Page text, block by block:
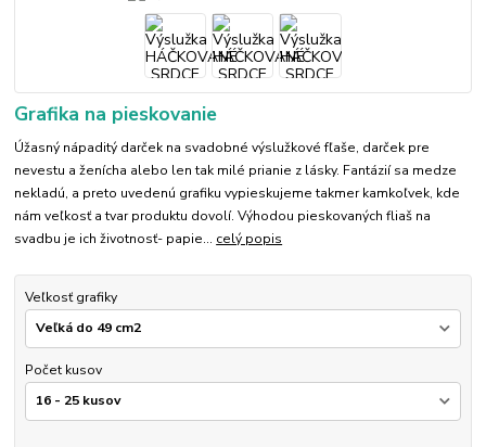
Grafika na pieskovanie
Úžasný nápaditý darček na svadobné výslužkové fľaše, darček pre
nevestu a ženícha alebo len tak milé prianie z lásky. Fantázií sa medze
nekladú, a preto uvedenú grafiku vypieskujeme takmer kamkoľvek, kde
nám veľkosť a tvar produktu dovolí. Výhodou pieskovaných fliaš na
svadbu je ich životnosť- papie... celý popis
Veľkosť grafiky
Počet kusov